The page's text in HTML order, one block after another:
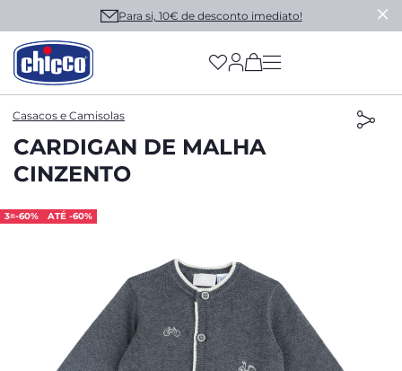
Para si, 10€ de desconto imediato!
(has more options
Casacos e Camisolas
CARDIGAN DE MALHA
CINZENTO
3=-60% ATÉ -60%